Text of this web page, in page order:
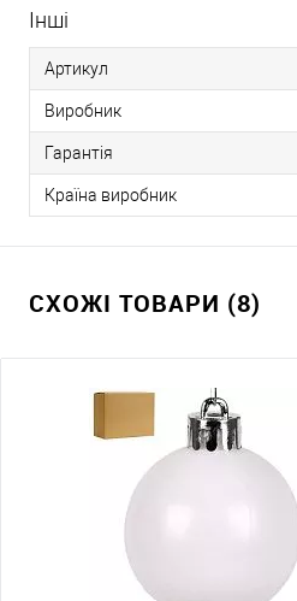
Інші
Артикул
Виробник
Гарантія
Країна виробник
СХОЖІ ТОВАРИ (8)